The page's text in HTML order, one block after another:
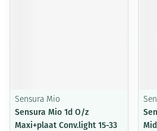
Sensura Mio
Sensura Mio 1d O/z
Maxi+plaat Conv.light 15-33